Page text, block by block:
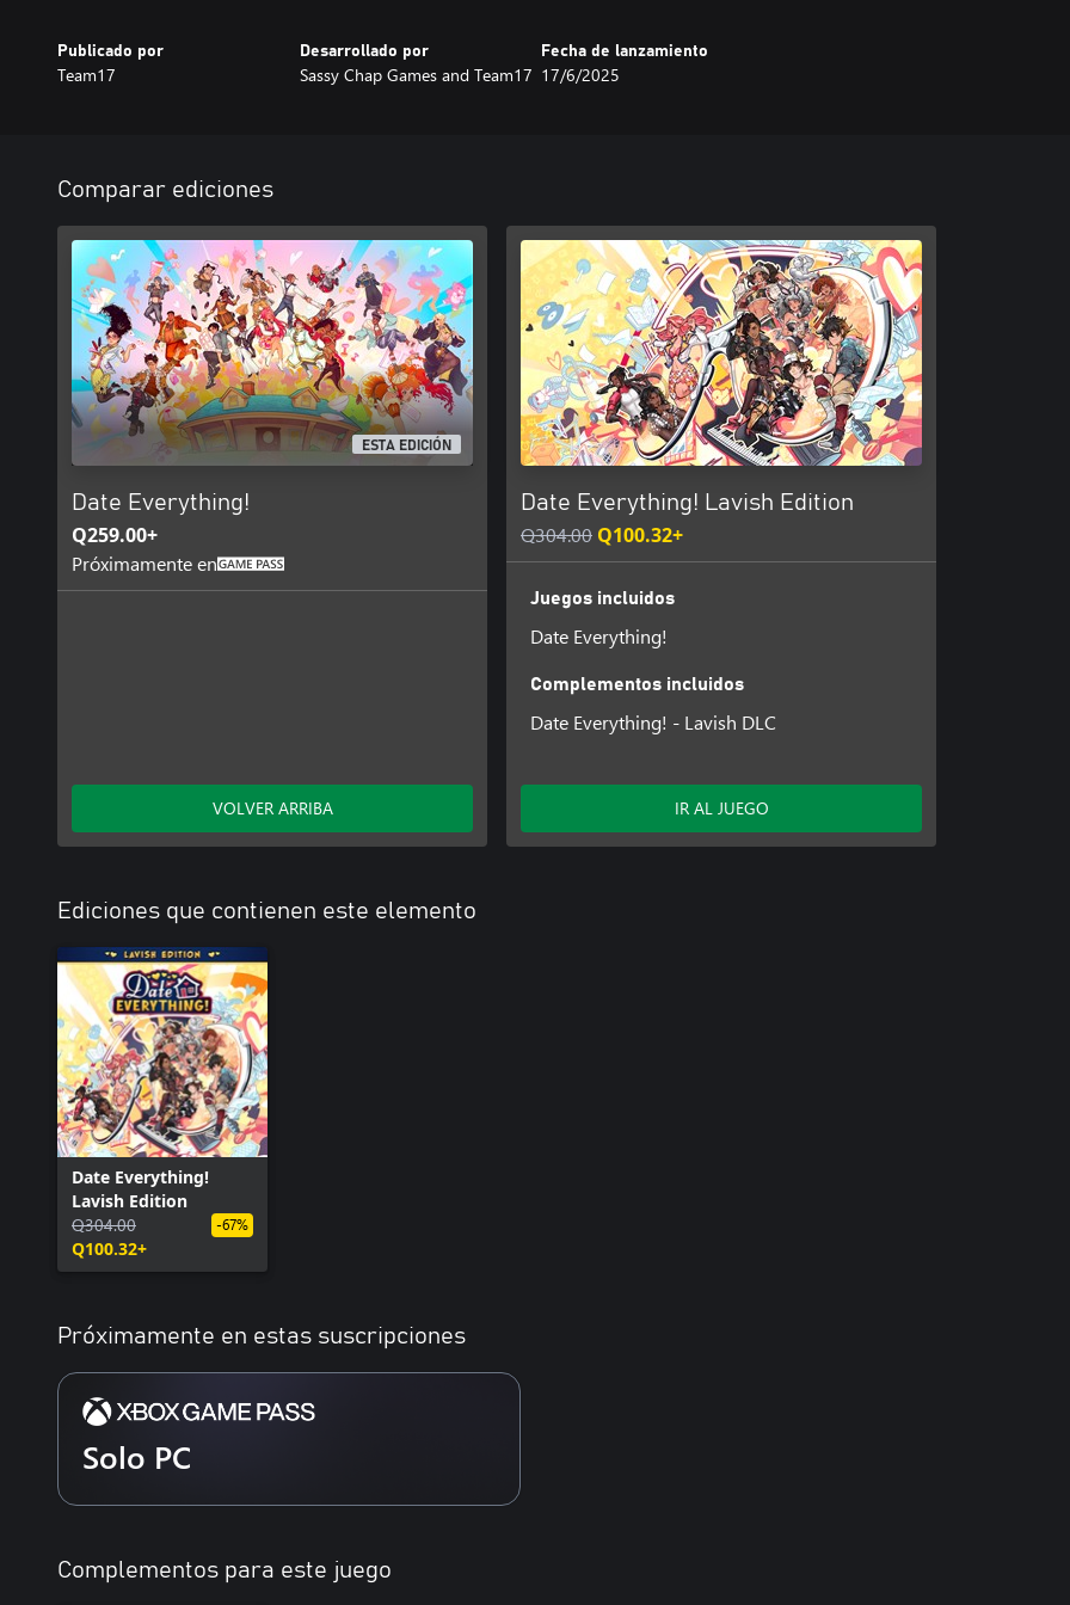
Publicado por
Team17
Desarrollado por
Sassy Chap Games and Team17
Fecha de lanzamiento
17/6/2025
Comparar ediciones
ESTA EDICIÓN
Date Everything!
Q259.00+
Próximamente en
VOLVER ARRIBA
Date Everything! Lavish Edition
Q304.00 Q100.32+
Juegos incluidos
Date Everything!
Complementos incluidos
Date Everything! - Lavish DLC
IR AL JUEGO
Ediciones que contienen este elemento
Date Everything!
Lavish Edition
Q304.00
Q100.32+
-67%
Próximamente en estas suscripciones
Solo PC
Complementos para este juego